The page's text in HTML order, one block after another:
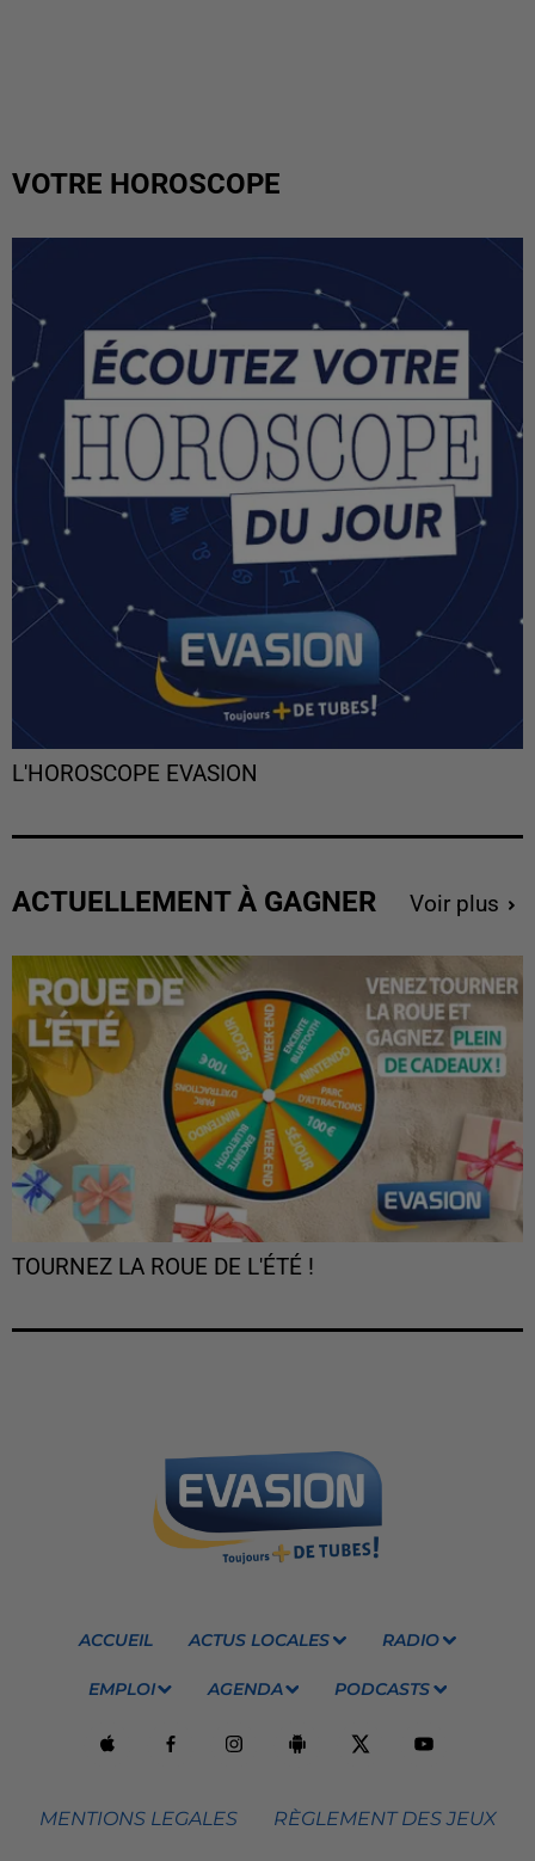
VOTRE HOROSCOPE
L'HOROSCOPE EVASION
ACTUELLEMENT À GAGNER Voir plus
TOURNEZ LA ROUE DE L'ÉTÉ !
ACCUEIL ACTUS LOCALES RADIO
EMPLOI AGENDA PODCASTS
MENTIONS LEGALES RÈGLEMENT DES JEUX